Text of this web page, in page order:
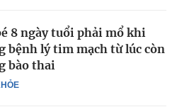
8 ngày tuổi phải mổ khi
bệnh lý tim mạch từ lúc còn
bào thai